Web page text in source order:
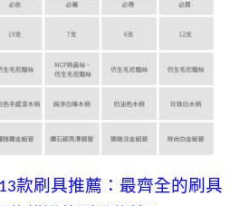
款刷具推薦：最齊全的刷具